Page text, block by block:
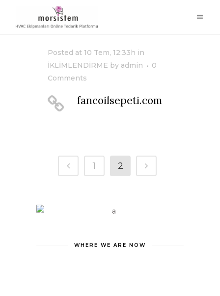
Posted at 10 Tem, 12:33h in
İKLİMLENDİRME by admin
0
Comments
fancoilsepeti.com
1 2
WHERE WE ARE NOW